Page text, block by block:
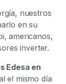
nuestros
en su
americanos,
inverter.
Edesa en
el mismo día